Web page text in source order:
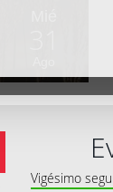
Vigésimo